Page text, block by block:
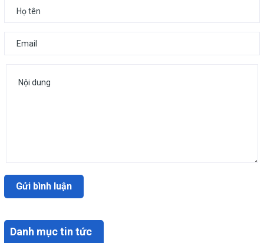
Danh mục tin tức
Gửi bình luận